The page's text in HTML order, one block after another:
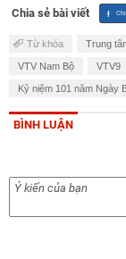
Chia sẻ bài viết
Từ khóa Trung
VTV Nam Bộ VTV9
Kỷ niệm 101 năm Ngày
BÌNH LUẬN